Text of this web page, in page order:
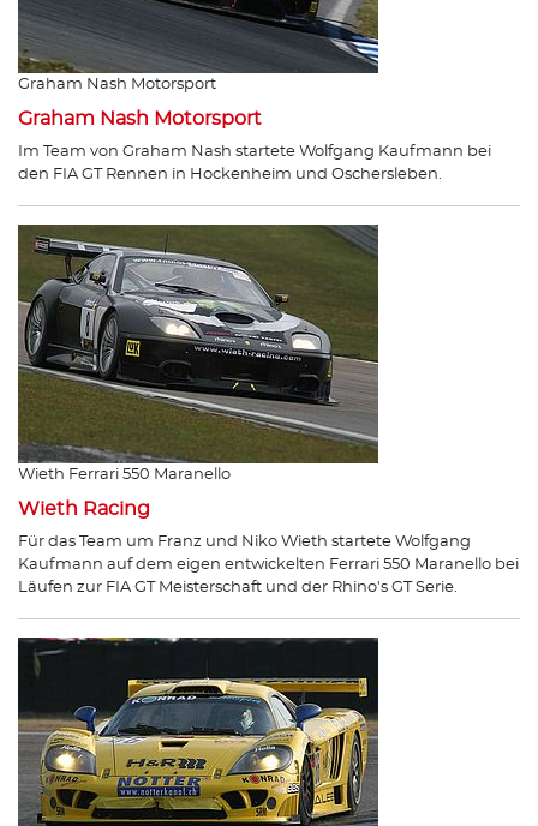
Graham Nash Motorsport
Graham Nash Motorsport
Im Team von Graham Nash startete Wolfgang Kaufmann bei
den FIA GT Rennen in Hockenheim und Oschersleben.
Wieth Ferrari 550 Maranello
Wieth Racing
Für das Team um Franz und Niko Wieth startete Wolfgang
Kaufmann auf dem eigen entwickelten Ferrari 550 Maranello bei
Läufen zur FIA GT Meisterschaft und der Rhino's GT Serie.